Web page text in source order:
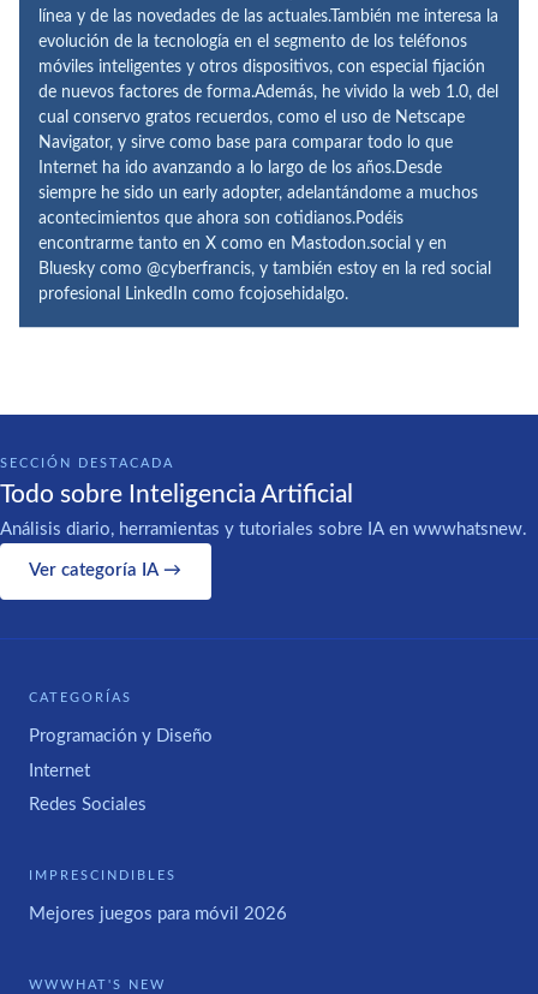
línea y de las novedades de las actuales.También me interesa la
evolución de la tecnología en el segmento de los teléfonos
móviles inteligentes y otros dispositivos, con especial fijación
de nuevos factores de forma.Además, he vivido la web 1.0, del
cual conservo gratos recuerdos, como el uso de Netscape
Navigator, y sirve como base para comparar todo lo que
Internet ha ido avanzando a lo largo de los años.Desde
siempre he sido un early adopter, adelantándome a muchos
acontecimientos que ahora son cotidianos.Podéis
encontrarme tanto en X como en Mastodon.social y en
Bluesky como @cyberfrancis, y también estoy en la red social
profesional LinkedIn como fcojosehidalgo.
SECCIÓN DESTACADA
Todo sobre Inteligencia Artificial
Análisis diario, herramientas y tutoriales sobre IA en wwwhatsnew.
Ver categoría IA →
CATEGORÍAS
Programación y Diseño
Internet
Redes Sociales
IMPRESCINDIBLES
Mejores juegos para móvil 2026
WWWHAT'S NEW